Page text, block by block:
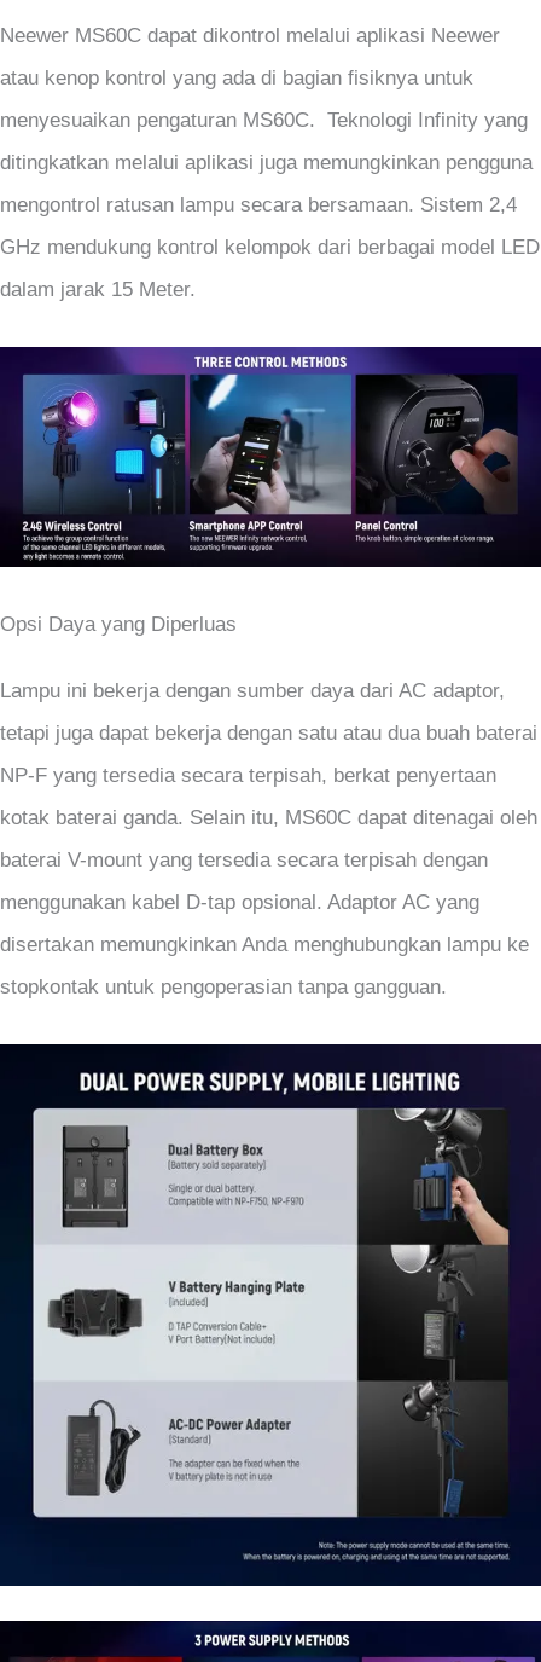
Neewer MS60C dapat dikontrol melalui aplikasi Neewer
atau kenop kontrol yang ada di bagian fisiknya untuk
menyesuaikan pengaturan MS60C. Teknologi Infinity yang
ditingkatkan melalui aplikasi juga memungkinkan pengguna
mengontrol ratusan lampu secara bersamaan. Sistem 2,4
GHz mendukung kontrol kelompok dari berbagai model LED
dalam jarak 15 Meter.
Opsi Daya yang Diperluas
Lampu ini bekerja dengan sumber daya dari AC adaptor,
tetapi juga dapat bekerja dengan satu atau dua buah baterai
NP-F yang tersedia secara terpisah, berkat penyertaan
kotak baterai ganda. Selain itu, MS60C dapat ditenagai oleh
baterai V-mount yang tersedia secara terpisah dengan
menggunakan kabel D-tap opsional. Adaptor AC yang
disertakan memungkinkan Anda menghubungkan lampu ke
stopkontak untuk pengoperasian tanpa gangguan.